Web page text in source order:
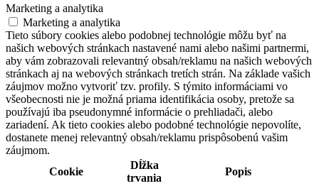
Marketing a analytika
Marketing a analytika
Tieto súbory cookies alebo podobnej technológie môžu byť na
našich webových stránkach nastavené nami alebo našimi partnermi,
aby vám zobrazovali relevantný obsah/reklamu na našich webových
stránkach aj na webových stránkach tretích strán. Na základe vašich
záujmov možno vytvoriť tzv. profily. S týmito informáciami vo
všeobecnosti nie je možná priama identifikácia osoby, pretože sa
používajú iba pseudonymné informácie o prehliadači, alebo
zariadení. Ak tieto cookies alebo podobné technológie nepovolíte,
dostanete menej relevantný obsah/reklamu prispôsobenú vašim
záujmom.
Cookie
Dĺžka
trvania
Popis